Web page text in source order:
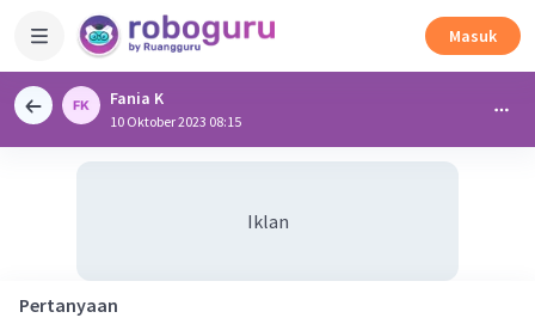
Masuk
Fania K
10 Oktober 2023 08:15
Iklan
Pertanyaan